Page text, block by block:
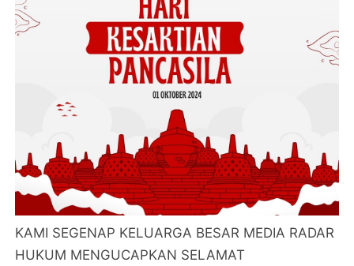
KAMI SEGENAP KELUARGA BESAR MEDIA RADAR
HUKUM MENGUCAPKAN SELAMAT